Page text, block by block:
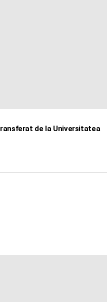
de la Universitatea